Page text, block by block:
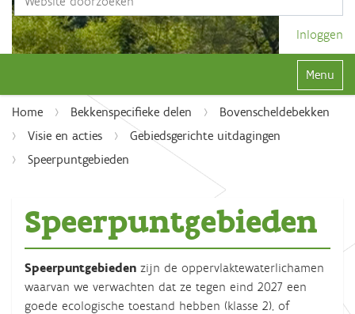
Geavanceerd zoeken...
Inloggen
Klap
Home Bekkenspecifieke delen
Bovenscheldebekken
Visie en acties
Gebiedsgerichte uitdagingen
Speerpuntgebieden
Speerpuntgebieden
Speerpuntgebieden zijn de oppervlaktewaterlichamen
waarvan we verwachten dat ze tegen eind 2027 een
goede ecologische toestand hebben (klasse 2), of